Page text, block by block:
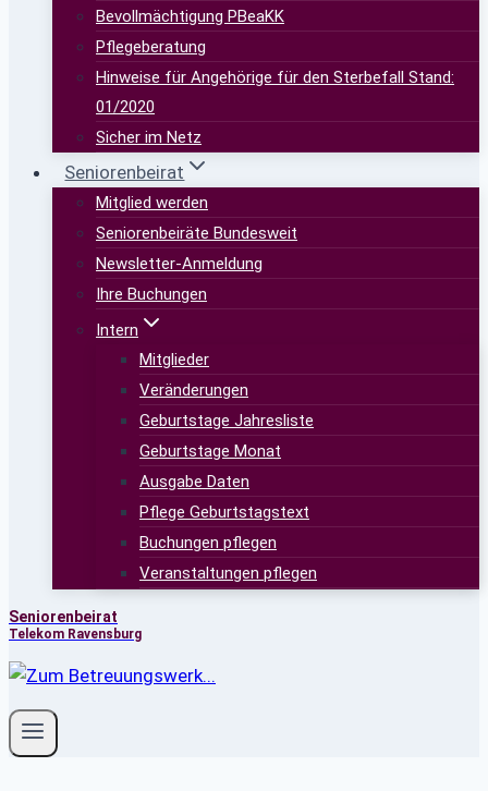
Bevollmächtigung PBeaKK
Pflegeberatung
Hinweise für Angehörige für den Sterbefall Stand:
01/2020
Sicher im Netz
Seniorenbeirat
Mitglied werden
Seniorenbeiräte Bundesweit
Newsletter-Anmeldung
Ihre Buchungen
Intern
Mitglieder
Veränderungen
Geburtstage Jahresliste
Geburtstage Monat
Ausgabe Daten
Pflege Geburtstagstext
Buchungen pflegen
Veranstaltungen pflegen
Seniorenbeirat
Telekom Ravensburg